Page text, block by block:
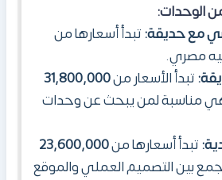
من الوحدات:
مع حديقة:تبدأ أسعارها من
مصري.
تبدأ الأسعار من31,800,000
مناسبة لمن يبحث عن وحدات
تبدأ أسعارها من23,600,000
بين التصميم العملي والموقع